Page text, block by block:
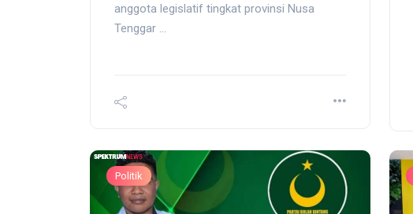
anggota legislatif tingkat provinsi Nusa
Tenggar ...
Politik